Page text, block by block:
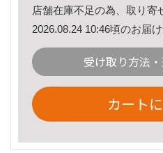
店舗在庫不足の為、取り寄
2026.08.24 10:46頃のお届け
受け取り方法
カート